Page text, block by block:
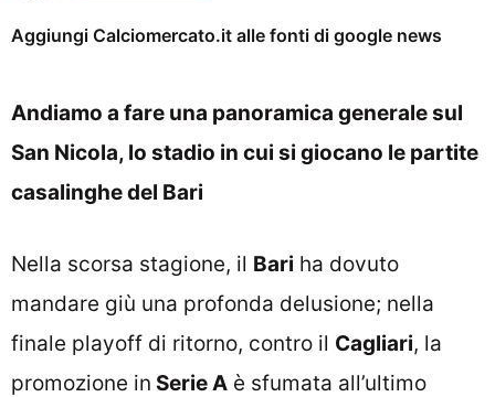
Aggiungi Calciomercato.it alle fonti di google news
Andiamo a fare una panoramica generale sul
San Nicola, lo stadio in cui si giocano le partite
casalinghe del Bari
Nella scorsa stagione, il Bari ha dovuto
mandare giù una profonda delusione; nella
finale playoff di ritorno, contro il Cagliari, la
promozione in Serie A è sfumata all’ultimo